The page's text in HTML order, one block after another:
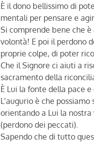
È il dono bellissimo di
mentali per pensare e
Si comprende bene che
volontà! E poi il perdono
proprie colpe, di poter
Che il Signore ci aiuti a
sacramento della
È Lui la fonte della pace
L’augurio è che
orientando a Lui la
(perdono dei peccati).
Sapendo che di tutto